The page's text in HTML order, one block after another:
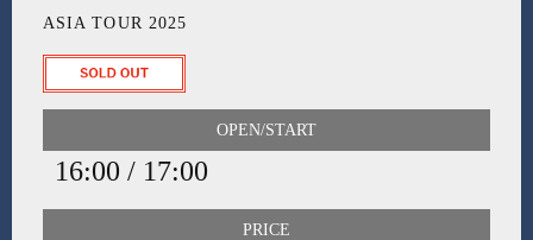
ASIA TOUR 2025
OPEN/START
16:00 / 17:00
PRICE